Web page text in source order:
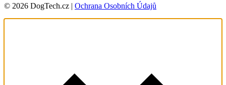
© 2026 DogTech.cz | Ochrana Osobních Údajů